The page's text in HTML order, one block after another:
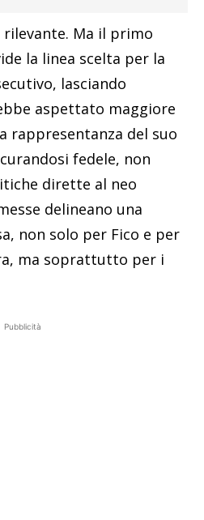
Ma il primo
la linea scelta per la
lasciando
aspettato maggiore
rappresentanza del suo
fedele, non
dirette al neo
delineano una
non solo per Fico e per
ma soprattutto per i
Pubblicità